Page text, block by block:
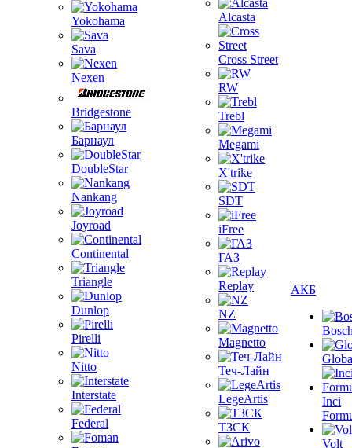
Yokohama
Sava
Nexen
Bridgestone
Барнаул
DoubleStar
Nankang
Joyroad
Continental
Triangle
Dunlop
Pirelli
Nitto
Interstate
Federal
Alcasta
Cross Street
RW
Trebl
Megami
X'trike
SDT
iFree
ГАЗ
Replay
NZ
Magnetto
Теч-Лайн
LegeArtis
ТЗСК
АКБ
Inci
Volt